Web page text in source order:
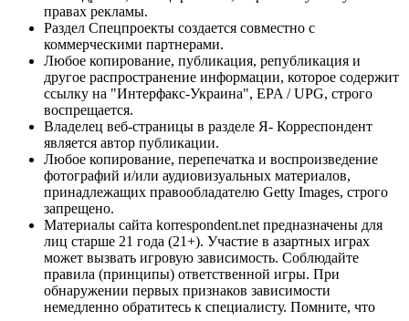
правах рекламы.
Раздел Спецпроекты создается совместно с
коммерческими партнерами.
Любое копирование, публикация, републикация и
другое распространение информации, которое содержит
ссылку на "Интерфакс-Украина", EPA / UPG, строго
воспрещается.
Владелец веб-страницы в разделе Я- Корреспондент
является автор публикации.
Любое копирование, перепечатка и воспроизведение
фотографий и/или аудиовизуальных материалов,
принадлежащих правообладателю Getty Images, строго
запрещено.
Материалы сайта korrespondent.net предназначены для
лиц старше 21 года (21+). Участие в азартных играх
может вызвать игровую зависимость. Соблюдайте
правила (принципы) ответственной игры. При
обнаружении первых признаков зависимости
немедленно обратитесь к специалисту. Помните, что